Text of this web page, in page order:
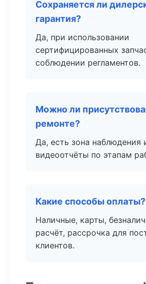
Сохраняется ли
гарантия?
Да, при использовании
сертифицированных
соблюдении регламентов.
Можно ли
ремонте?
Да, есть зона наблюдения
видеоотчёты по этапам
Какие способы оплаты?
Наличные, карты,
расчёт, рассрочка для
клиентов.